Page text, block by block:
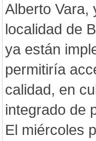
Alberto Vara,
localidad de
ya están
permitiría
calidad, en
integrado de
El miércoles